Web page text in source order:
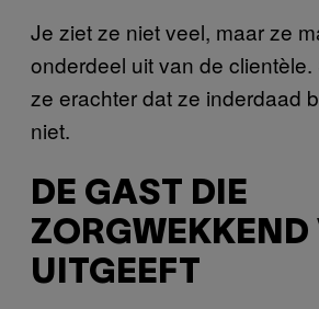
Je ziet ze niet veel, maar ze
onderdeel uit van de
ze erachter dat ze inderdaad
niet.
DE GAST DIE
ZORGWEKKEND
UITGEEFT